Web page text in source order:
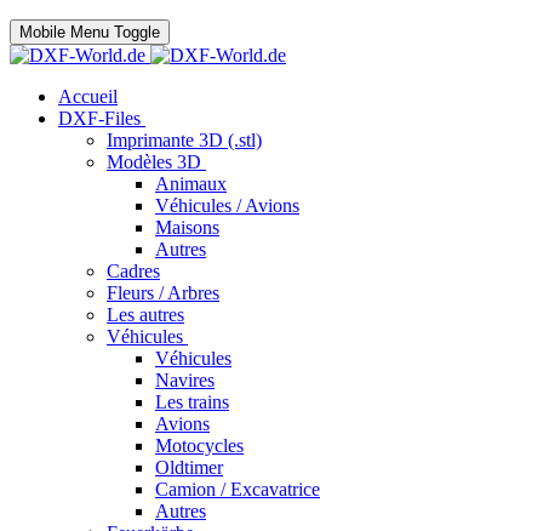
Mobile Menu Toggle
Accueil
DXF-Files
Imprimante 3D (.stl)
Modèles 3D
Animaux
Véhicules / Avions
Maisons
Autres
Cadres
Fleurs / Arbres
Les autres
Véhicules
Véhicules
Navires
Les trains
Avions
Motocycles
Oldtimer
Camion / Excavatrice
Autres